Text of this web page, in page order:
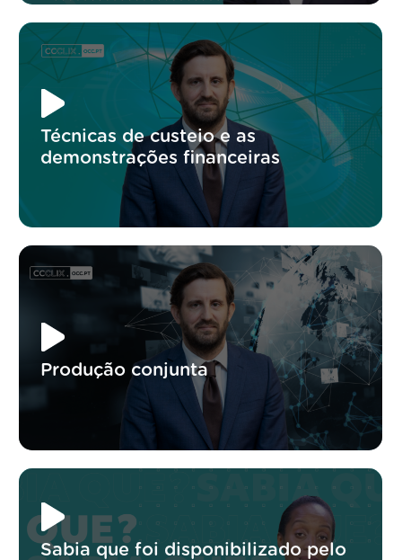
Técnicas de custeio e as
demonstrações financeiras
Produção conjunta
Sabia que foi disponibilizado pelo